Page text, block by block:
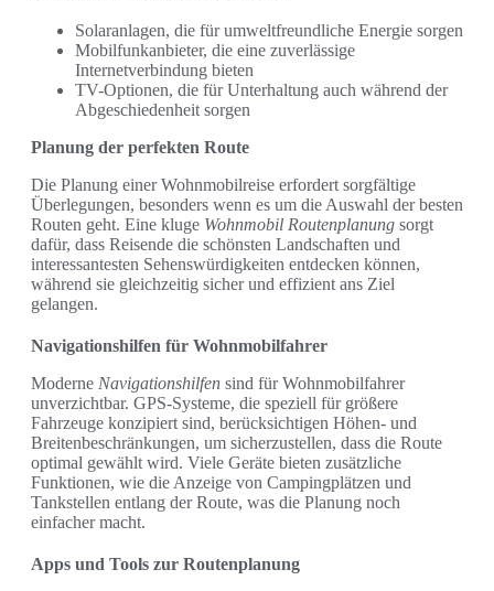
Solaranlagen, die für umweltfreundliche Energie sorgen
Mobilfunkanbieter, die eine zuverlässige
Internetverbindung bieten
TV-Optionen, die für Unterhaltung auch während der
Abgeschiedenheit sorgen
Planung der perfekten Route
Die Planung einer Wohnmobilreise erfordert sorgfältige
Überlegungen, besonders wenn es um die Auswahl der besten
Routen geht. Eine kluge Wohnmobil Routenplanung sorgt
dafür, dass Reisende die schönsten Landschaften und
interessantesten Sehenswürdigkeiten entdecken können,
während sie gleichzeitig sicher und effizient ans Ziel
gelangen.
Navigationshilfen für Wohnmobilfahrer
Moderne Navigationshilfen sind für Wohnmobilfahrer
unverzichtbar. GPS-Systeme, die speziell für größere
Fahrzeuge konzipiert sind, berücksichtigen Höhen- und
Breitenbeschränkungen, um sicherzustellen, dass die Route
optimal gewählt wird. Viele Geräte bieten zusätzliche
Funktionen, wie die Anzeige von Campingplätzen und
Tankstellen entlang der Route, was die Planung noch
einfacher macht.
Apps und Tools zur Routenplanung